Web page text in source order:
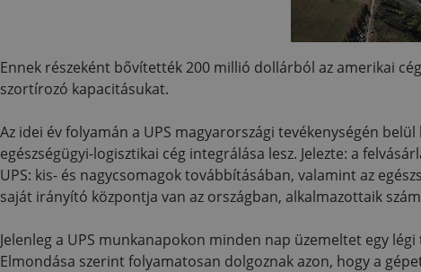
Ennek részeként bővítették 200 millió dollárból az amerikai
szortírozó kapacitásukat.
Az idei év folyamán a UPS magyarországi tevékenységén
egészségügyi-logisztikai cég integrálása lesz. Jelezte: a
UPS: kis- és nagycsomagok továbbításában, valamint az
saját irányító központja van az országban, alkalmazottaik
Jelenleg a UPS munkanapokon minden nap üzemeltet egy
Elmondása szerint folyamatosan dolgoznak azon, hogy a